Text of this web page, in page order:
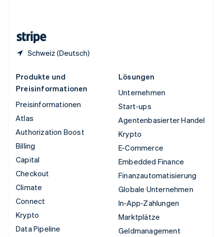
Schweiz (Deutsch)
Produkte und
Preisinformationen
Preisinformationen
Atlas
Authorization Boost
Billing
Capital
Checkout
Climate
Connect
Krypto
Data Pipeline
Lösungen
Unternehmen
Start-ups
Agentenbasierter Handel
Krypto
E-Commerce
Embedded Finance
Finanzautomatisierung
Globale Unternehmen
In-App-Zahlungen
Marktplätze
Geldmanagement